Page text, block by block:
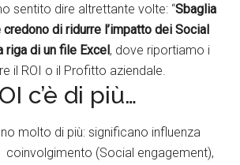
sentito dire altrettante volte: “Sbaglia
di ridurre l’impatto dei Social
riga di un file Excel, dove riportiamo i
il ROI o il Profitto aziendale.
c’è di più…
molto di più: significano influenza
coinvolgimento (Social engagement),